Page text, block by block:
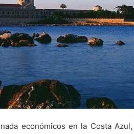
económicos en la Costa